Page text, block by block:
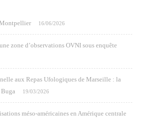
16/06/2026
zone d’observations OVNI sous enquête
aux Repas Ufologiques de Marseille : la
19/03/2026
méso-américaines en Amérique centrale